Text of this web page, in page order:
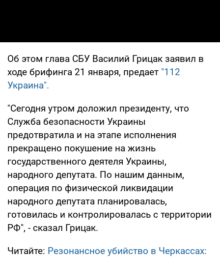
Об этом глава СБУ Василий Грицак заявил в
ходе брифинга 21 января, предает "112
Украина".
"Сегодня утром доложил президенту, что
Служба безопасности Украины
предотвратила и на этапе исполнения
прекращено покушение на жизнь
государственного деятеля Украины,
народного депутата. По нашим данным,
операция по физической ликвидации
народного депутата планировалась,
готовилась и контролировалась с территории
РФ", - сказал Грицак.
Читайте: Резонансное убийство в Черкассах: